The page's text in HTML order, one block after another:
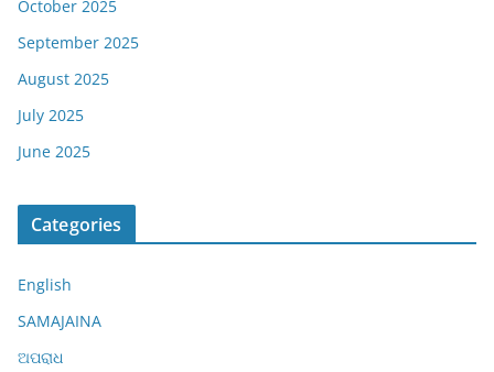
October 2025
September 2025
August 2025
July 2025
June 2025
Categories
English
SAMAJAINA
ଅପରାଧ